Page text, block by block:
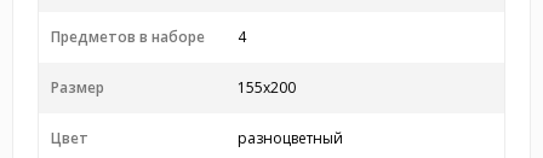
Предметов в наборе 4
Размер 155x200
Цвет разноцветный